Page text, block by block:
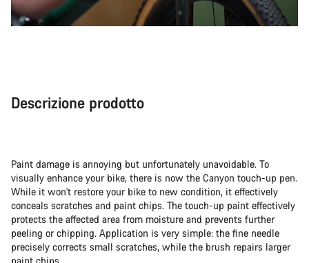
Descrizione prodotto
Paint damage is annoying but unfortunately unavoidable. To
visually enhance your bike, there is now the Canyon touch-up pen.
While it won't restore your bike to new condition, it effectively
conceals scratches and paint chips. The touch-up paint effectively
protects the affected area from moisture and prevents further
peeling or chipping. Application is very simple: the fine needle
precisely corrects small scratches, while the brush repairs larger